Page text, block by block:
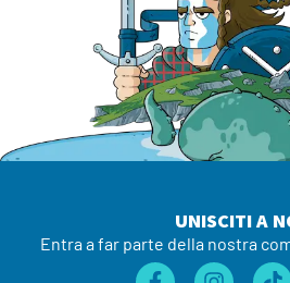
UNISCITI A
Entra a far parte della nostra